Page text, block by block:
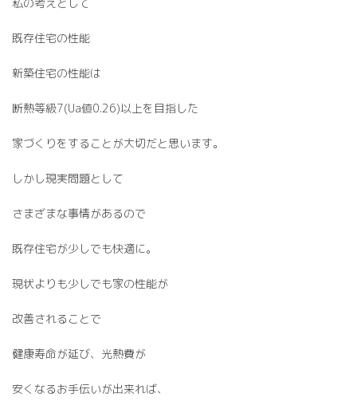
既存住宅の性能
新築住宅の性能は
断熱等級7(Ua値0.26)以上を目指した
家づくりをすることが大切だと思います。
しかし現実問題として
さまざまな事情があるので
既存住宅が少しでも快適に。
現状よりも少しでも家の性能が
改善されることで
健康寿命が延び、光熱費が
安くなるお手伝いが出来れば、